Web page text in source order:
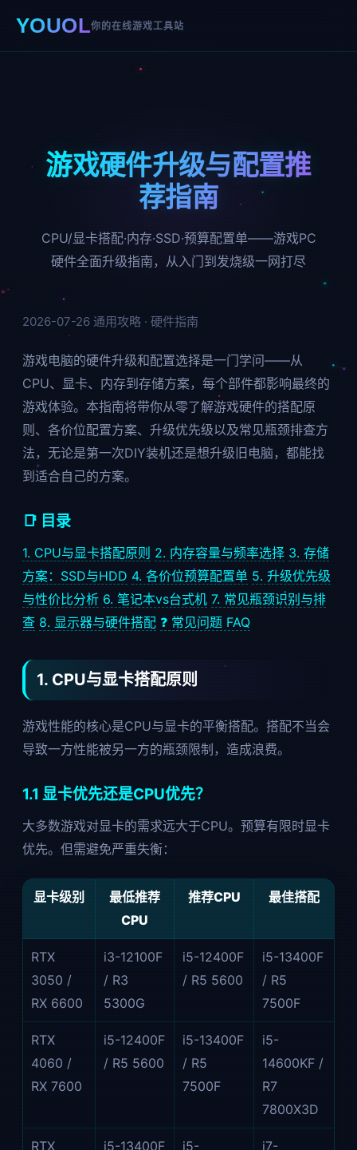
YOUOL你的在线游戏工具站
游戏硬件升级与配置推
荐指南
CPU/显卡搭配·内存·SSD·预算配置单——游戏PC
硬件全面升级指南，从入门到发烧级一网打尽
2026-07-26 通用攻略 · 硬件指南
游戏电脑的硬件升级和配置选择是一门学问——从
CPU、显卡、内存到存储方案，每个部件都影响最终的
游戏体验。本指南将带你从零了解游戏硬件的搭配原
则、各价位配置方案、升级优先级以及常见瓶颈排查方
法，无论是第一次DIY装机还是想升级旧电脑，都能找
到适合自己的方案。
📑 目录
1. CPU与显卡搭配原则 2. 内存容量与频率选择 3. 存储
方案：SSD与HDD 4. 各价位预算配置单 5. 升级优先级
与性价比分析 6. 笔记本vs台式机 7. 常见瓶颈识别与排
查 8. 显示器与硬件搭配 ❓ 常见问题 FAQ
1. CPU与显卡搭配原则
游戏性能的核心是CPU与显卡的平衡搭配。搭配不当会
导致一方性能被另一方的瓶颈限制，造成浪费。
1.1 显卡优先还是CPU优先？
大多数游戏对显卡的需求远大于CPU。预算有限时显卡
优先。但需避免严重失衡：
显卡级别
最低推荐
CPU
推荐CPU 最佳搭配
RTX
3050 /
RX 6600
i3-12100F
/ R3
5300G
i5-12400F
/ R5 5600
i5-13400F
/ R5
7500F
RTX
4060 /
RX 7600
i5-12400F
/ R5 5600
i5-13400F
/ R5
7500F
i5-
14600KF /
R7
7800X3D
RTX
i5-13400F
i5-
i7-